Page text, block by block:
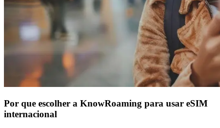
Por que escolher a KnowRoaming para usar eSIM
internacional